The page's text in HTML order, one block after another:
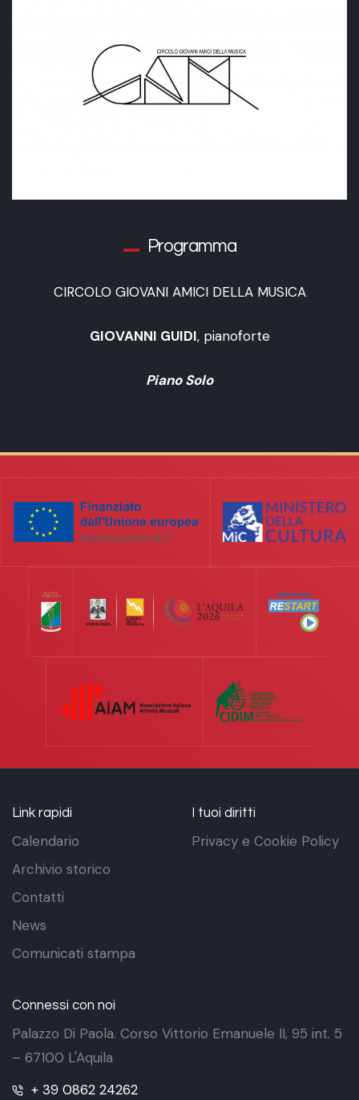
Programma
CIRCOLO GIOVANI AMICI DELLA MUSICA
GIOVANNI GUIDI, pianoforte
Piano Solo
Link rapidi
Calendario
Archivio storico
Contatti
News
Comunicati stampa
I tuoi diritti
Privacy e Cookie Policy
Connessi con noi
Palazzo Di Paola. Corso Vittorio Emanuele II, 95 int. 5
– 67100 L'Aquila
+ 39 0862 24262